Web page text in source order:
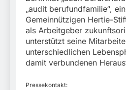
„audit berufundfamilie“,
Gemeinnützigen Hertie-
als Arbeitgeber
unterstützt seine
unterschiedlichen
damit verbundenen
Pressekontakt: